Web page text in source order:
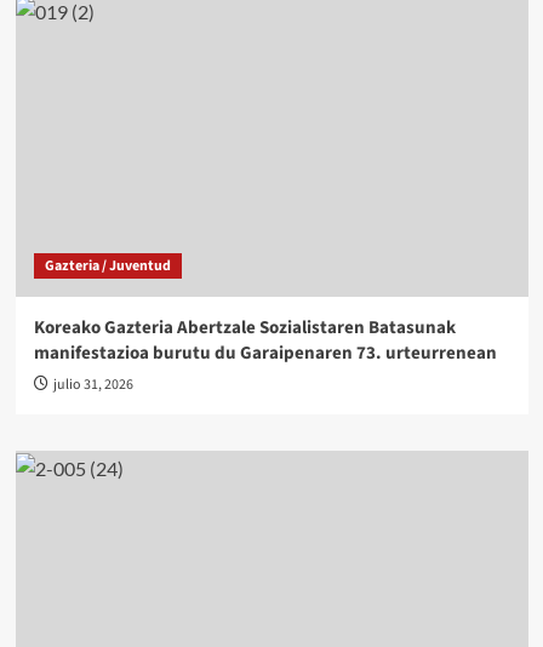
Gazteria / Juventud
Koreako Gazteria Abertzale Sozialistaren Batasunak
manifestazioa burutu du Garaipenaren 73. urteurrenean
julio 31, 2026